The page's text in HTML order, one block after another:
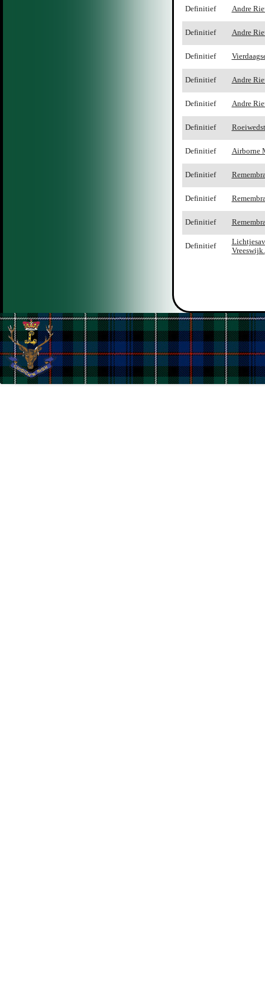
Definitief Andre
Definitief Andre
Definitief
Definitief Andre
Definitief Andre
Definitief
Definitief Airborne
Definitief
Definitief
Definitief
Definitief
Vreeswijk.